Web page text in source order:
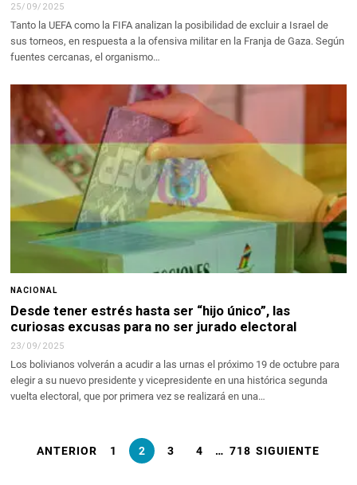
25/09/2025
Tanto la UEFA como la FIFA analizan la posibilidad de excluir a Israel de
sus torneos, en respuesta a la ofensiva militar en la Franja de Gaza. Según
fuentes cercanas, el organismo…
NACIONAL
Desde tener estrés hasta ser “hijo único”, las
curiosas excusas para no ser jurado electoral
23/09/2025
Los bolivianos volverán a acudir a las urnas el próximo 19 de octubre para
elegir a su nuevo presidente y vicepresidente en una histórica segunda
vuelta electoral, que por primera vez se realizará en una…
ANTERIOR 1 2 3 4 … 718 SIGUIENTE